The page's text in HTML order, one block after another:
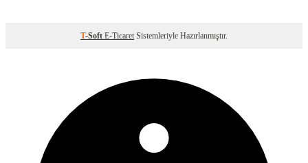
T-Soft E-Ticaret Sistemleriyle Hazırlanmıştır.